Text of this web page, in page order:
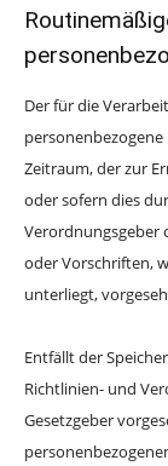
Der für die
Zeitraum, der zur
oder sofern dies
Verordnungsgeber
oder Vorschriften,
unterliegt,
Entfällt der
Richtlinien- und
Gesetzgeber